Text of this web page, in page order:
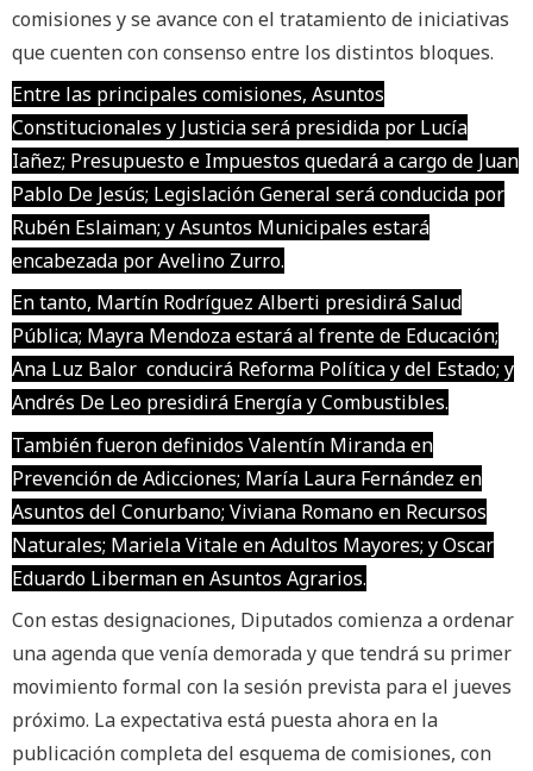
comisiones y se avance con el tratamiento de iniciativas
que cuenten con consenso entre los distintos bloques.
Entre las principales comisiones, Asuntos
Constitucionales y Justicia será presidida por Lucía
Iañez; Presupuesto e Impuestos quedará a cargo de Juan
Pablo De Jesús; Legislación General será conducida por
Rubén Eslaiman; y Asuntos Municipales estará
encabezada por Avelino Zurro.
En tanto, Martín Rodríguez Alberti presidirá Salud
Pública; Mayra Mendoza estará al frente de Educación;
Ana Luz Balor conducirá Reforma Política y del Estado; y
Andrés De Leo presidirá Energía y Combustibles.
También fueron definidos Valentín Miranda en
Prevención de Adicciones; María Laura Fernández en
Asuntos del Conurbano; Viviana Romano en Recursos
Naturales; Mariela Vitale en Adultos Mayores; y Oscar
Eduardo Liberman en Asuntos Agrarios.
Con estas designaciones, Diputados comienza a ordenar
una agenda que venía demorada y que tendrá su primer
movimiento formal con la sesión prevista para el jueves
próximo. La expectativa está puesta ahora en la
publicación completa del esquema de comisiones, con